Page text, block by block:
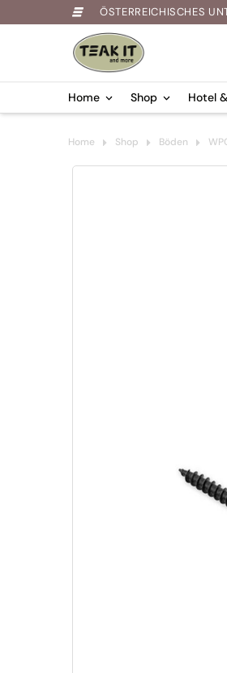
ÖSTERREICHISCHES
Home Shop Hotel
Home Shop Böden